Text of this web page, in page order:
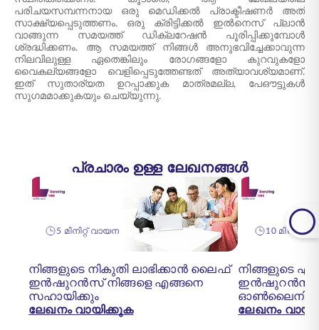
പരിചയസമ്പന്നനായ ഒരു മെഡിക്കൽ പ്രാക്ടീഷണർ അത്
സാക്ഷ്യപ്പെടുത്തണം. ഒരു ക്രിട്ടിക്കൽ ഇൽനെസ് പ്ലാൻ
വാങ്ങുന്ന സമയത്ത് ഡിക്ലറേഷൻ പൂരിപ്പിക്കുമ്പോൾ
ശ്രദ്ധിക്കണം. ആ സമയത്ത് നിങ്ങൾ അനുഭവിച്ചേക്കാവുന്ന
നിലവിലുള്ള ഏതെങ്കിലും രോഗങ്ങളോ കുറവുകളോ
വൈകല്യങ്ങളോ വെളിപ്പെടുത്തേണ്ടത് അത്യാവശ്യമാണ്.
ഇത് സുതാര്യത ഉറപ്പാക്കുക മാത്രമല്ല, പേഔട്ടുകൾ
സുഗമമാക്കുകയും ചെയ്യുന്നു.
പ്രചാരം ഉള്ള ലേഖനങ്ങൾ
5 മിനിറ്റ് വായന
നിങ്ങളുടെ നികുതി ലാഭിക്കാൻ ലൈഫ്
ഇൻഷുറൻസ് നിങ്ങളെ എങ്ങനെ
സഹായിക്കും
ലേഖനം വായിക്കുക
10 മിനിറ്റ്
നിങ്ങളുടെ
ഇൻഷുറൻസ്
ഓൺലൈനിൽ
ലേഖനം